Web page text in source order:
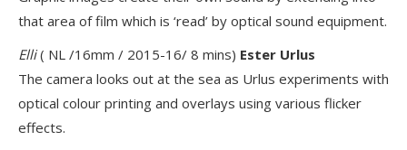
that area of film which is ‘read’ by optical sound equipment.
Elli( NL /16mm / 2015-16/ 8 mins) Ester Urlus
The camera looks out at the sea as Urlus experiments with
optical colour printing and overlays using various flicker
effects.